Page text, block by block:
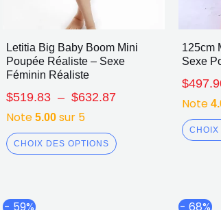
Letitia Big Baby Boom Mini
Poupée Réaliste – Sexe
Féminin Réaliste
$519.83 – $632.87
Note5.00 sur 5
CHOIX DES OPTIONS
125cm
Sexe
$
Note
CHOIX
- 59% - 68%